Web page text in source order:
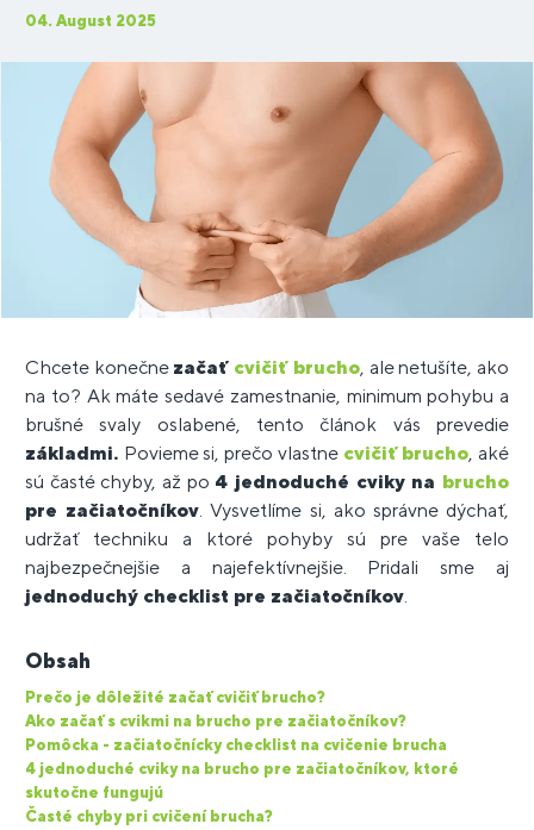
04. August 2025
Chcete konečne začať cvičiť brucho, ale netušíte, ako
na to? Ak máte sedavé zamestnanie, minimum pohybu a
brušné svaly oslabené, tento článok vás prevedie
základmi. Povieme si, prečo vlastne cvičiť brucho, aké
sú časté chyby, až po 4 jednoduché cviky na brucho
pre začiatočníkov . Vysvetlíme si, ako správne dýchať,
udržať techniku a ktoré pohyby sú pre vaše telo
najbezpečnejšie a najefektívnejšie. Pridali sme aj
jednoduchý checklist pre začiatočníkov
Obsah
Prečo je dôležité začať cvičiť brucho?
Ako začať s cvikmi na brucho pre začiatočníkov?
Pomôcka - začiatočnícky checklist na cvičenie brucha
4 jednoduché cviky na brucho pre začiatočníkov, ktoré
skutočne fungujú
Časté chyby pri cvičení brucha?